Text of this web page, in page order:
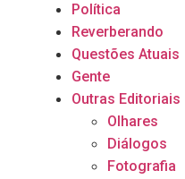
Política
Reverberando
Questões Atuais
Gente
Outras Editoriais
Olhares
Diálogos
Fotografia